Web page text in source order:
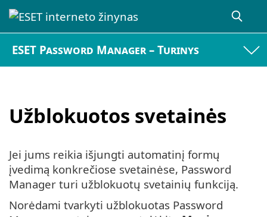
ESET Password Manager – Turinys
Užblokuotos svetainės
Jei jums reikia išjungti automatinį formų
įvedimą konkrečiose svetainėse, Password
Manager turi užblokuotų svetainių funkciją.
Norėdami tvarkyti užblokuotas Password